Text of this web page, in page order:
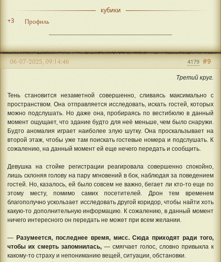
кубики
+3
Профиль
#9
06-07-2025, 09:14:46 4179
Третий круг.
Тень становится незаметной совершенно, сливаясь максимально с
пространством. Она отправляется исследовать, искать гостей, которых
можно подслушать. Но даже она, пробираясь по вестибюлю в данный
момент ощущает, что здание будто для неё меньше, чем было снаружи.
Будто аномалия играет наиболее злую шутку. Она проскальзывает на
второй этаж, чтобы уже там поискать гостевые номера и подслушать. К
сожалению, на данный момент ей еще нечего передать и сообщить.
Девушка на стойке регистрации реагировала совершенно спокойно,
лишь склоняя голову на пару мгновений в бок, наблюдая за поведением
гостей. Но, казалось, ей было совсем не важно, бегает ли кто-то еще по
этому месту, помимо самих посетителей. Дрон тем временем
благополучно ускользает исследовать другой коридор, чтобы найти хоть
какую-то дополнительную информацию. К сожалению, в данный момент
ничего интересного он передать не может при всем желании.
— Разумеется, последнее время, мисс. Сюда приходят ради того,
чтобы их смерть запомнилась, — смягчает голос, словно привыкла к
какому-то страху и непониманию вещей, ситуации, обстановки.